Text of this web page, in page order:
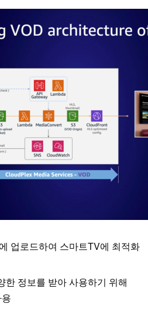
업로드하여 스마트TV에 최적화
한 정보를 받아 사용하기 위해